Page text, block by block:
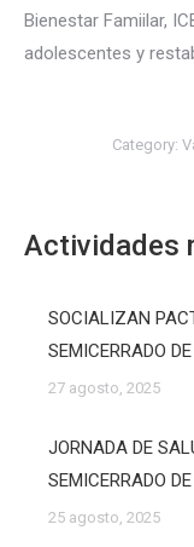
Bienestar Famiilar,
adolescentes y
Category:
Actividades
SOCIALIZAN
SEMICERRADO
27 agosto, 2025
JORNADA DE
SEMICERRADO
25 agosto, 2025